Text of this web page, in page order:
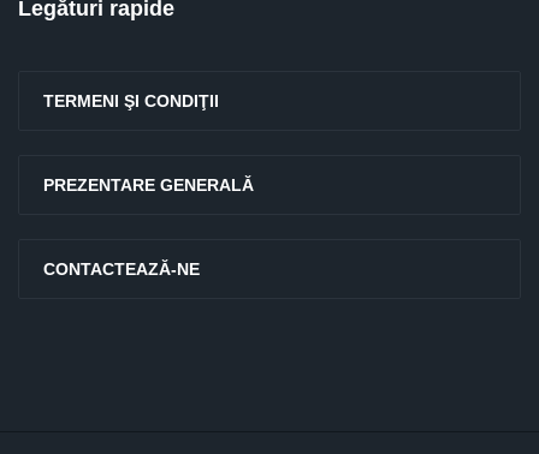
Legături rapide
TERMENI ŞI CONDIŢII
PREZENTARE GENERALĂ
CONTACTEAZĂ-NE